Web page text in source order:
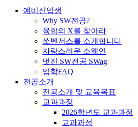
예비신입생
Why SW전공?
융합의 X를 찾아라
쏘벤저스를 소개합니다
자랑스러운 소웨인
멋진 SW전공 SWag
입학FAQ
전공소개
전공소개 및 교육목표
교과과정
2026학년도 교과과정
교과과정